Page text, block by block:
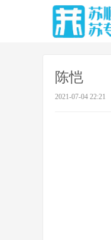
陈恺
2021-07-04 22:21